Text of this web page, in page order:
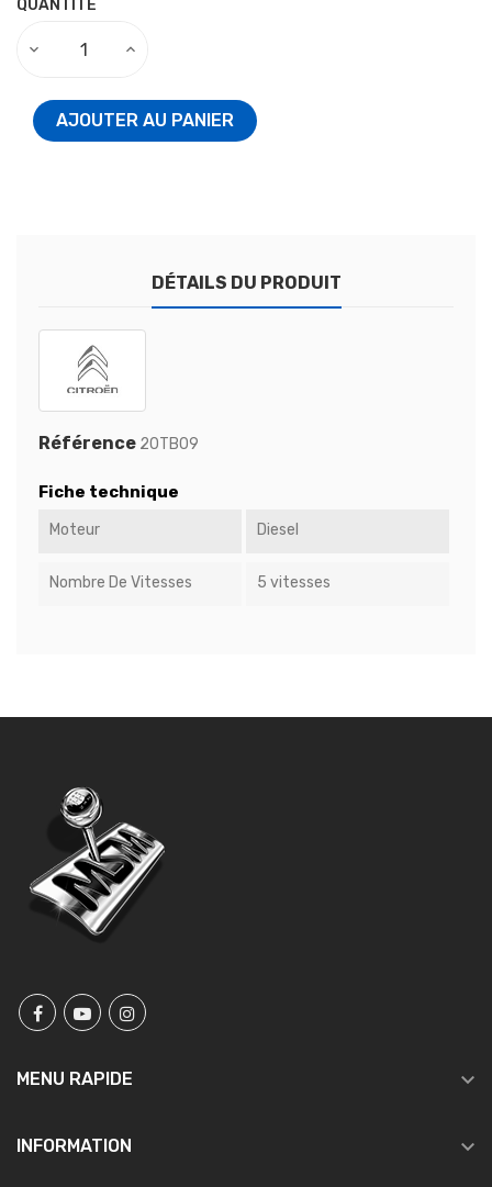
QUANTITÉ
AJOUTER AU PANIER
DÉTAILS DU PRODUIT
Référence 20TB09
Fiche technique
Moteur Diesel
Nombre De Vitesses 5 vitesses
MENU RAPIDE 
INFORMATION 